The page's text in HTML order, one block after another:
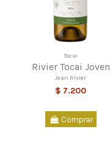
Tocai
Rivier Tocai Joven
Jean Rivier
$ 7.200
Comprar